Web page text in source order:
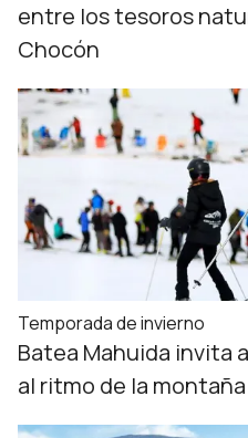
entre los tesoros
Chocón
Temporada de invierno
Batea Mahuida invita
al ritmo de la montaña